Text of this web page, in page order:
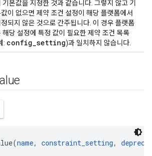
기본값을 지정한 것과 같습니다. 그렇지 않고 기
이 없으면 제약 조건 설정이 해당 플랫폼에서
되지 않은 것으로 간주됩니다. 이 경우 플랫폼
해당 설정에 특정 값이 필요한 제약 조건 목록
: config_setting)과 일치하지 않습니다.
name, constraint_setting,